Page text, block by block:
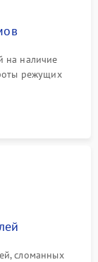
на наличие
режущих
электромотора
ткани.
сломанных